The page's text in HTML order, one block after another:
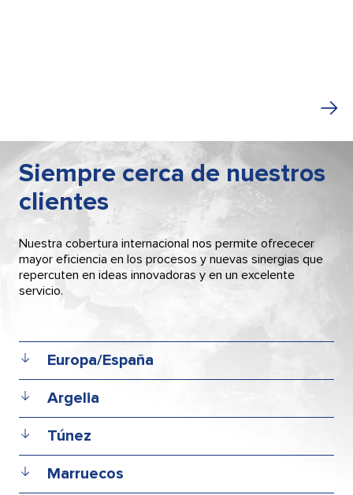
Siempre cerca de nuestros
clientes
Nuestra cobertura internacional nos permite ofrececer
mayor eficiencia en los procesos y nuevas sinergias que
repercuten en ideas innovadoras y en un excelente
servicio.
Europa/España
STE Engipharm
Headquarter and factory
Avda. Universitat Autònoma, 13
Parc Tecnològic del Vallès
08290 Cerdanyola del Vallès
Argelia
STE MAGHREB SARL
Cité la Madeleine GP 116 lot 49 n°58
Hydra – Alger
Túnez
STE MAGHREB SARL
Marruecos